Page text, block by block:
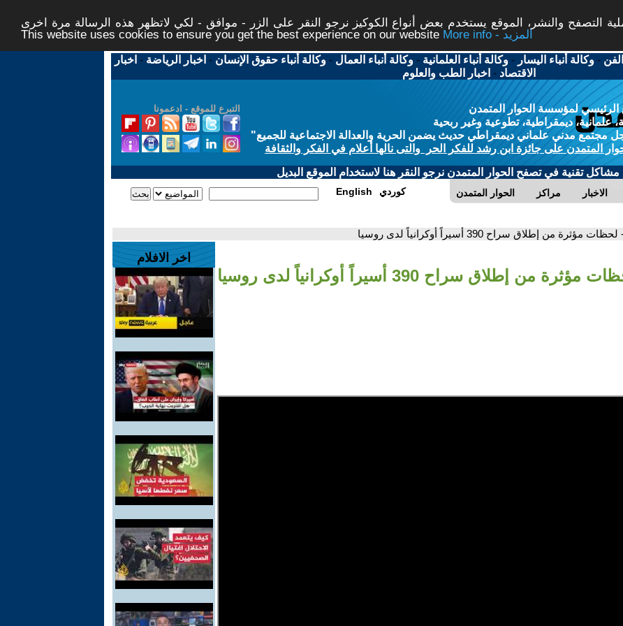
التصفح والنشر، الموقع يستخدم بعض أنواع الكوكيز نرجو النقر على الزر - موافق - لكي لاتظهر هذه الرسالة مرة اخرى -
This website uses cookies to ensure you get the best experience on our website
More info - المزيد
-وكالة أنباء اليسار -وكالة أنباء العلمانية -وكالة أنباء العمال -وكالة أنباء حقوق الإنسان - اخبار الرياضة - اخبار
الاقتصاد - اخبار الطب والعلوم
التبرع للموقع - ادعمونا
الرئيسي لمؤسسة الحوار المتمدن
علمانية، ديمقراطية، تطوعية وغير ربحية
مجتمع مدني علماني ديمقراطي حديث يضمن الحرية والعدالة الاجتماعية للجميع"
المتمدن على جائزة ابن رشد للفكر الحر والتى نالها أعلام في الفكر والثقافة
مشاكل تقنية في تصفح الحوار المتمدن نرجو النقر هنا لاستخدام الموقع البديل
الحوار المتمدن مراكز الاخبار English كوردي
مؤثرة من إطلاق سراح 390 أسيراً أوكرانياً لدى روسيا
مؤثرة من إطلاق سراح 390 أسيراً أوكرانياً لدى روسيا
اخر الافلام